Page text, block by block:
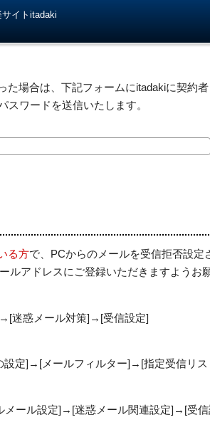
イトitadaki
場合は、下記フォームにitadakiに契約
スワードを送信いたします。
る方で、PCからのメールを受信拒否設定
ルアドレスにご登録いただきますようお
迷惑メール対策]→[受信設定]
定]→[メールフィルター]→[指定受信リス
ール設定]→[迷惑メール関連設定]→[受信